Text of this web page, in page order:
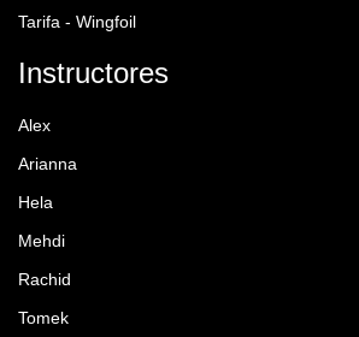
Tarifa - Wingfoil
Instructores
Alex
Arianna
Hela
Mehdi
Rachid
Tomek